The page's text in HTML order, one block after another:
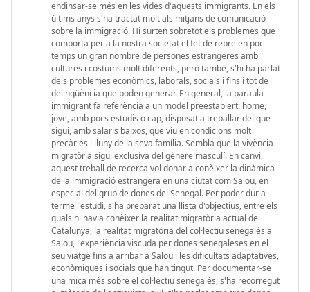
endinsar-se més en les vides d'aquests immigrants. En els
últims anys s'ha tractat molt als mitjans de comunicació
sobre la immigració. Hi surten sobretot els problemes que
comporta per a la nostra societat el fet de rebre en poc
temps un gran nombre de persones estrangeres amb
cultures i costums molt diferents, però també, s'hi ha parlat
dels problemes econòmics, laborals, socials i fins i tot de
delinqüència que poden generar. En general, la paraula
immigrant fa referència a un model preestablert: home,
jove, amb pocs estudis o cap, disposat a treballar del que
sigui, amb salaris baixos, que viu en condicions molt
precàries i lluny de la seva família. Sembla que la vivència
migratòria sigui exclusiva del gènere masculí. En canvi,
aquest treball de recerca vol donar a conèixer la dinàmica
de la immigració estrangera en una ciutat com Salou, en
especial del grup de dones del Senegal. Per poder dur a
terme l'estudi, s'ha preparat una llista d'objectius, entre els
quals hi havia conèixer la realitat migratòria actual de
Catalunya, la realitat migratòria del col·lectiu senegalès a
Salou, l'experiència viscuda per dones senegaleses en el
seu viatge fins a arribar a Salou i les dificultats adaptatives,
econòmiques i socials que han tingut. Per documentar-se
una mica més sobre el col·lectiu senegalès, s'ha recorregut